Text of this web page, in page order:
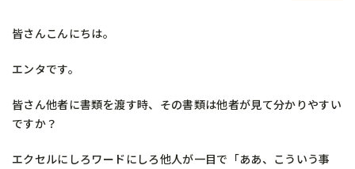
皆さんこんにちは。
エンタです。
皆さん他者に書類を渡す時、その書類は他者が見て分かりやすい
ですか？
エクセルにしろワードにしろ他人が一目で「ああ、こういう事